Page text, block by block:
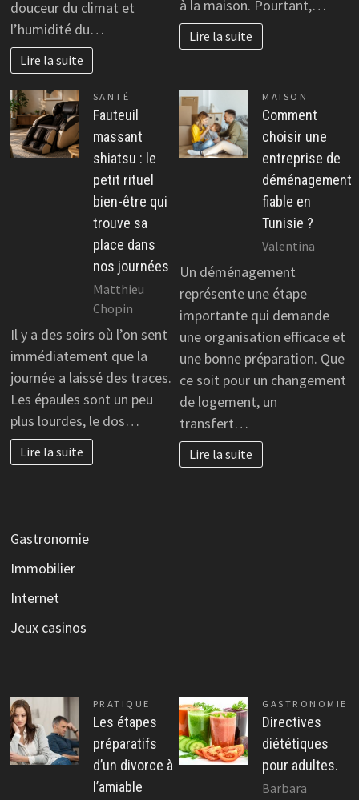
douceur du climat et
l’humidité du…
Lire la suite
à la maison. Pourtant,…
Lire la suite
SANTÉ
Fauteuil
massant
shiatsu : le
petit rituel
bien-être qui
trouve sa
place dans
nos journées
Matthieu
Chopin
Il y a des soirs où l’on sent
immédiatement que la
journée a laissé des traces.
Les épaules sont un peu
plus lourdes, le dos…
Lire la suite
MAISON
Comment
choisir une
entreprise de
déménagement
fiable en
Tunisie ?
Valentina
Un déménagement
représente une étape
importante qui demande
une organisation efficace et
une bonne préparation. Que
ce soit pour un changement
de logement, un
transfert…
Lire la suite
Gastronomie
Immobilier
Internet
Jeux casinos
PRATIQUE
Les étapes
préparatifs
d’un divorce à
l’amiable
GASTRONOMIE
Directives
diététiques
pour adultes.
Barbara